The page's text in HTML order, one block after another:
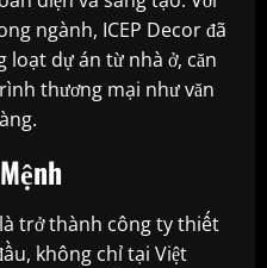
ngành, ICEP Decor đã
dự án từ nhà ở, căn
thương mại như văn
trở thành công ty thiết
không chỉ tại Việt